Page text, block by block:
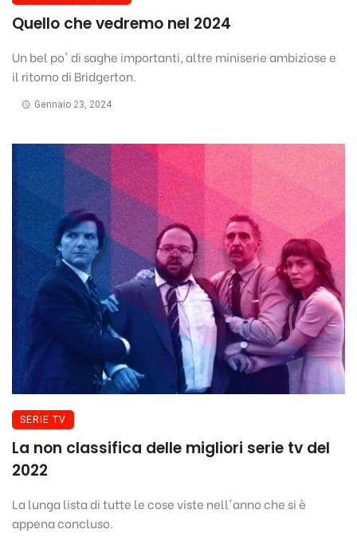
Quello che vedremo nel 2024
Un bel po' di saghe importanti, altre miniserie ambiziose e
il ritorno di Bridgerton.
Gennaio 23, 2024
SERIE TV
La non classifica delle migliori serie tv del
2022
La lunga lista di tutte le cose viste nell'anno che si è
appena concluso.